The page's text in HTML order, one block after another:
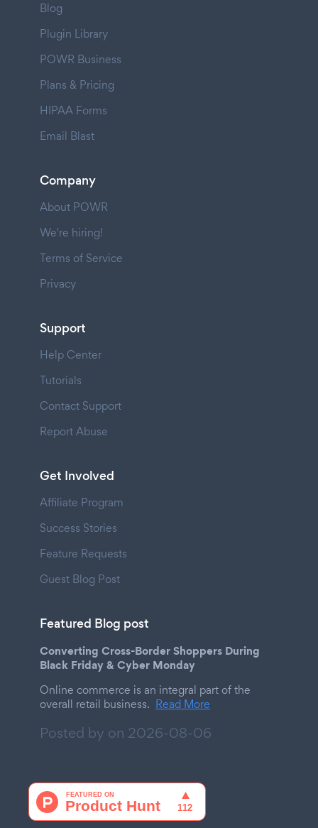
Blog
Plugin Library
POWR Business
Plans & Pricing
HIPAA Forms
Email Blast
Company
About POWR
We're hiring!
Terms of Service
Privacy
Support
Help Center
Tutorials
Contact Support
Report Abuse
Get Involved
Affiliate Program
Success Stories
Feature Requests
Guest Blog Post
Featured Blog post
Converting Cross-Border Shoppers During
Black Friday & Cyber Monday
Online commerce is an integral part of the
overall retail business. Read More
Posted by on 2026-08-06